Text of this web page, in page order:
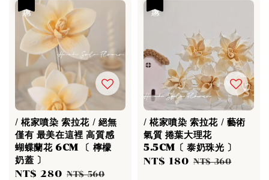
/ 椛家噴染 索拉花 / 絕無
僅有 最美在這裡 高質感
蝴蝶蘭花 6CM 〔 檸檬
奶蓋 〕
Sale
NT$ 280 Regular
NT$ 560
/ 椛家噴染 索拉花 / 藝術
氣質 捲葉大理花
5.5CM〔 泰奶珠光 〕
Sale
NT$ 180 Regular
NT$ 360